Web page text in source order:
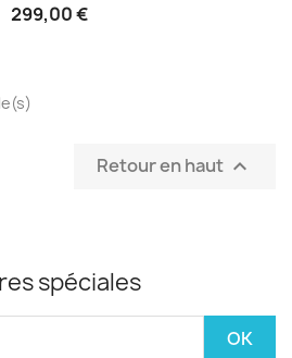
299,00 €
Retour en haut 
spéciales